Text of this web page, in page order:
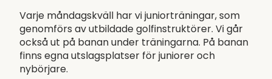
Varje måndagskväll har vi juniorträningar, som
genomförs av utbildade golfinstruktörer. Vi går
också ut på banan under träningarna. På banan
finns egna utslagsplatser för juniorer och
nybörjare.